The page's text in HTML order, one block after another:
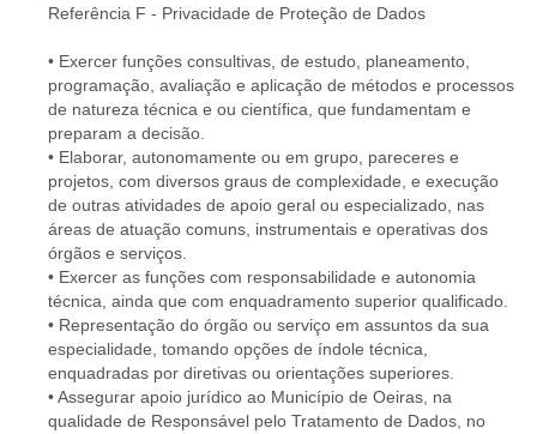
Referência F - Privacidade de Proteção de Dados
• Exercer funções consultivas, de estudo, planeamento,
programação, avaliação e aplicação de métodos e processos
de natureza técnica e ou científica, que fundamentam e
preparam a decisão.
• Elaborar, autonomamente ou em grupo, pareceres e
projetos, com diversos graus de complexidade, e execução
de outras atividades de apoio geral ou especializado, nas
áreas de atuação comuns, instrumentais e operativas dos
órgãos e serviços.
• Exercer as funções com responsabilidade e autonomia
técnica, ainda que com enquadramento superior qualificado.
• Representação do órgão ou serviço em assuntos da sua
especialidade, tomando opções de índole técnica,
enquadradas por diretivas ou orientações superiores.
• Assegurar apoio jurídico ao Município de Oeiras, na
qualidade de Responsável pelo Tratamento de Dados, no